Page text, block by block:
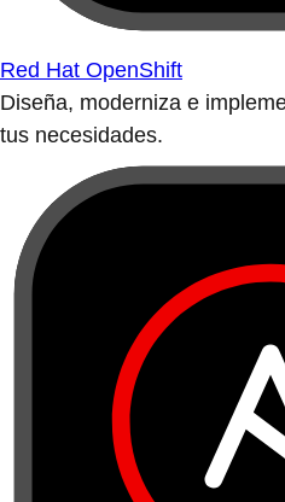
Red Hat OpenShift
Diseña, moderniza e
tus necesidades.